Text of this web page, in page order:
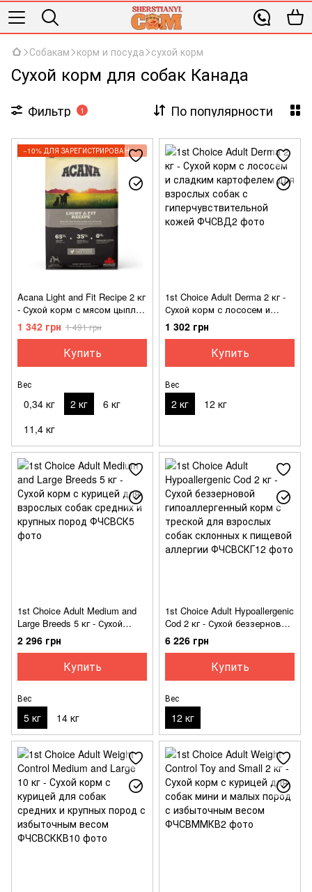
Собакам корм и посуда сухой корм
Сухой корм для собак Канада
Фильтр 1 По популярности
−10% ДЛЯ ЗАРЕГИСТРИРОВАННЫХ КЛИЕНТОВ
Acana Light and Fit Recipe 2 кг
- Сухой корм с мясом цыплят
для взрослых собак с
избыточным весом
1 342 грн 1 491 грн
Купить
Вес
0,34 кг 2 кг
6 кг
11,4 кг
1st Choice Adult Derma 2 кг -
Сухой корм с лососем и
сладким картофелем для
взрослых собак с
гиперчувствительной кожей
1 302 грн
Купить
Вес
2 кг 12 кг
1st Choice Adult Medium and
Large Breeds 5 кг - Сухой
корм с курицей для
взрослых собак средних и
крупных пород
2 296 грн
Купить
Вес
5 кг 14 кг
1st Choice Adult Hypoallergenic
Cod 2 кг - Сухой беззерновой
гипоаллергенный корм с
треской для взрослых собак
склонных к пищевой
6 226 грн
Купить
Вес
12 кг